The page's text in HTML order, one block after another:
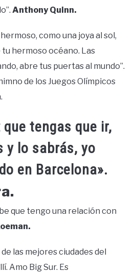
Anthony Quinn.
como una joya al sol,
hermoso océano. Las
abre tus puertas al mundo”.
de los Juegos Olímpicos
que tengas que ir,
y lo sabrás, yo
en Barcelona».
que tengo una relación con
las mejores ciudades del
Amo Big Sur. Es